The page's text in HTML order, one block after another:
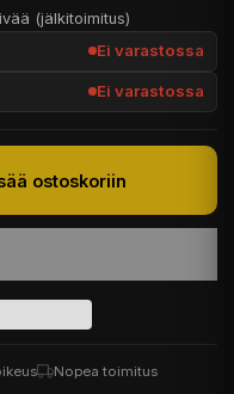
(jälkitoimitus)
Ei varastossa
Ei varastossa
ostoskoriin
Nopea toimitus